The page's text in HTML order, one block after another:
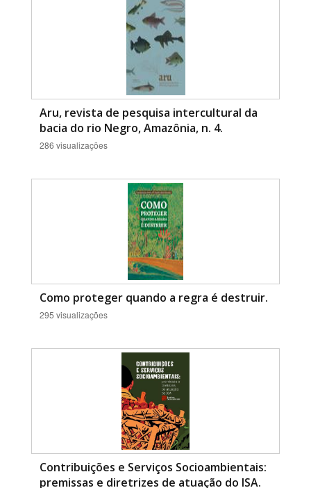
Aru, revista de pesquisa intercultural da
bacia do rio Negro, Amazônia, n. 4.
286 visualizações
Como proteger quando a regra é destruir.
295 visualizações
Contribuições e Serviços Socioambientais:
premissas e diretrizes de atuação do ISA.